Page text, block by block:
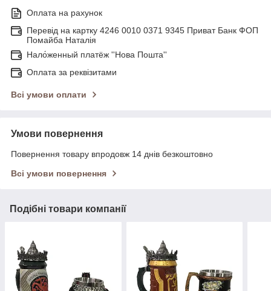
Оплата на рахунок
Перевід на картку 4246 0010 0371 9345 Приват Банк ФОП
Помайба Наталія
Нало́женный платёж ''Нова Пошта''
Оплата за реквізитами
Всі умови оплати
Умови повернення
Повернення товару впродовж 14 днів безкоштовно
Всі умови повернення
Подібні товари компанії